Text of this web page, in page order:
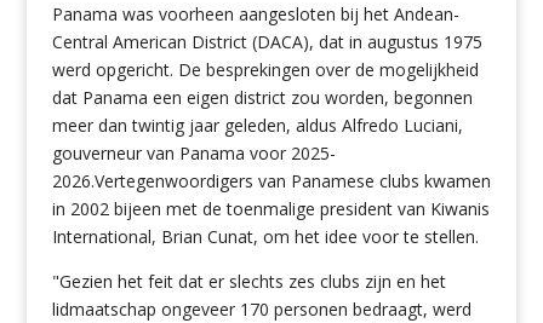
Panama was voorheen aangesloten bij het Andean-
Central American District (DACA), dat in augustus 1975
werd opgericht. De besprekingen over de mogelijkheid
dat Panama een eigen district zou worden, begonnen
meer dan twintig jaar geleden, aldus Alfredo Luciani,
gouverneur van Panama voor 2025-
2026.Vertegenwoordigers van Panamese clubs kwamen
in 2002 bijeen met de toenmalige president van Kiwanis
International, Brian Cunat, om het idee voor te stellen.
"Gezien het feit dat er slechts zes clubs zijn en het
lidmaatschap ongeveer 170 personen bedraagt, werd